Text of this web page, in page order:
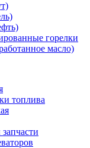
горелки
масло)
топлива